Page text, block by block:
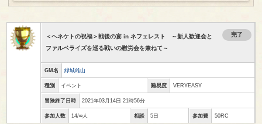
＜ヘネケトの祝福＞戦後の宴 in ネフェレスト ～新人歓迎会と
ファルベライズを巡る戦いの慰労会を兼ねて～
完了
GM名 緑城雄山
種別 イベント 難易度 VERYEASY
冒険終了日時 2021年03月14日 21時56分
参加人数 14/∞人 相談 5日 参加費 50RC